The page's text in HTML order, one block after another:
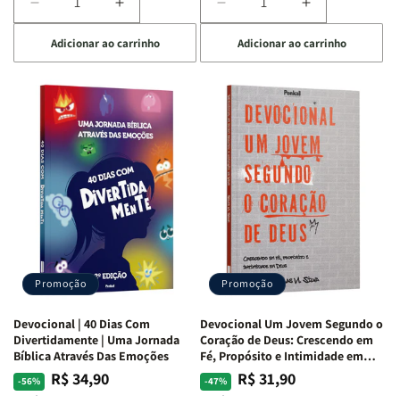
Diminuir
a
quantidade
de
Devocional
Quarto
de
Guerra
Isabelle
S.
Alves
Aumentar
a
quantidade
de
Devocional
Quarto
de
Guerra
|
Isabelle
S.
Alves
Adicionar ao carrinho
Diminuir
a
quantidade
de
Devocional
Café
com
Mulheres
da
Bíblia
Equipe
Teológica
Penkal
Aumentar
a
quantidade
de
Devocional
Café
com
Mulheres
da
Bíblia
|
Equipe
Teológica
Penkal
Adicionar ao carrinho
Promoção
Devocional | 40 Dias Com
Divertidamente | Uma Jornada
Bíblica Através Das Emoções
-56%
Preço
PreçoR$ 34,90
Promoção
Devocional Um Jovem Segundo o
Coração de Deus: Crescendo em
Fé, Propósito e Intimidade em
Deus
-47%
Preço
PreçoR$ 31,90